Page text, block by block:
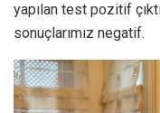
yapılan test pozitif
sonuçlarımız negatif.